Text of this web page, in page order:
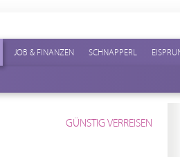
JOB & FINANZEN SCHNAPPERL
GÜNSTIG VERREISEN